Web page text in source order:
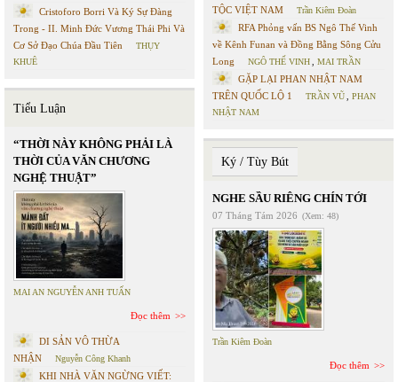
Cristoforo Borri Và Ký Sự Đàng
Trong - II. Minh Đức Vương Thái Phi Và
Cơ Sở Đạo Chúa Đầu Tiên
THỤY
KHUÊ
Tiểu Luận
“THỜI NÀY KHÔNG PHẢI LÀ
THỜI CỦA VĂN CHƯƠNG
NGHỆ THUẬT”
MAI AN NGUYỄN ANH TUẤN
Đọc thêm
DI SẢN VÔ THỪA
NHẬN
Nguyễn Công Khanh
KHI NHÀ VĂN NGỪNG VIẾT:
TỘC VIỆT NAM
Trần Kiêm Đoàn
RFA Phỏng vấn BS Ngô Thế Vinh
về Kênh Funan và Đồng Bằng Sông Cửu
Long
NGÔ THẾ VINH MAI TRẦN
GẶP LẠI PHAN NHẬT NAM
TRÊN QUỐC LỘ 1
TRẦN VŨ
PHAN
NHẬT NAM
Ký / Tùy Bút
NGHE SẦU RIÊNG CHÍN TỚI
07 Tháng Tám 2026 (Xem: 48)
Trần Kiêm Đoàn
Đọc thêm